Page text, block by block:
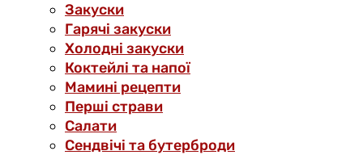
Закуски
Гарячі закуски
Холодні закуски
Коктейлі та напої
Мамині рецепти
Перші страви
Салати
Сендвічі та бутерброди